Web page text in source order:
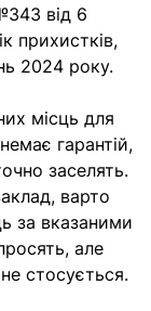
від 6
прихистків,
2024 року.
місць для
гарантій,
заселять.
варто
за вказаними
але
стосується.